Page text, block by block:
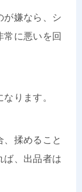
が嫌なら、シ
常に悪いを回
ります。
揉めること
ば、出品者は